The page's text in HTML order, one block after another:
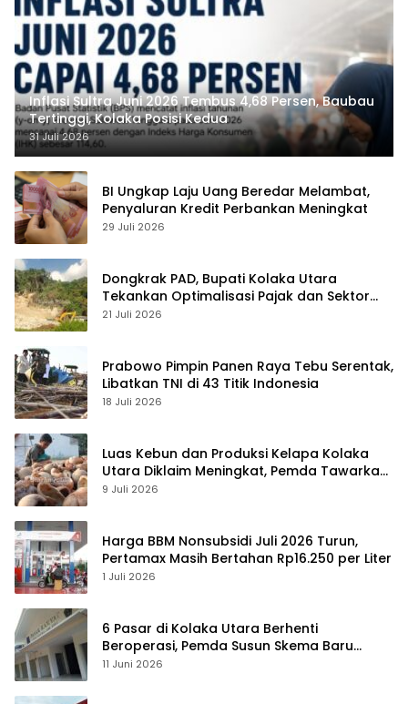
Inflasi Sultra Juni 2026 Tembus 4,68 Persen, Baubau
Tertinggi, Kolaka Posisi Kedua
31 Juli 2026
BI Ungkap Laju Uang Beredar Melambat,
Penyaluran Kredit Perbankan Meningkat
29 Juli 2026
Dongkrak PAD, Bupati Kolaka Utara
Tekankan Optimalisasi Pajak dan Sektor
Tambang
21 Juli 2026
Prabowo Pimpin Panen Raya Tebu Serentak,
Libatkan TNI di 43 Titik Indonesia
18 Juli 2026
Luas Kebun dan Produksi Kelapa Kolaka
Utara Diklaim Meningkat, Pemda Tawarkan
Peluang Investasi
9 Juli 2026
Harga BBM Nonsubsidi Juli 2026 Turun,
Pertamax Masih Bertahan Rp16.250 per Liter
1 Juli 2026
6 Pasar di Kolaka Utara Berhenti
Beroperasi, Pemda Susun Skema Baru
Pulihkan Perdagangan
11 Juni 2026